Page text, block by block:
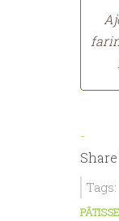
-
Tags: